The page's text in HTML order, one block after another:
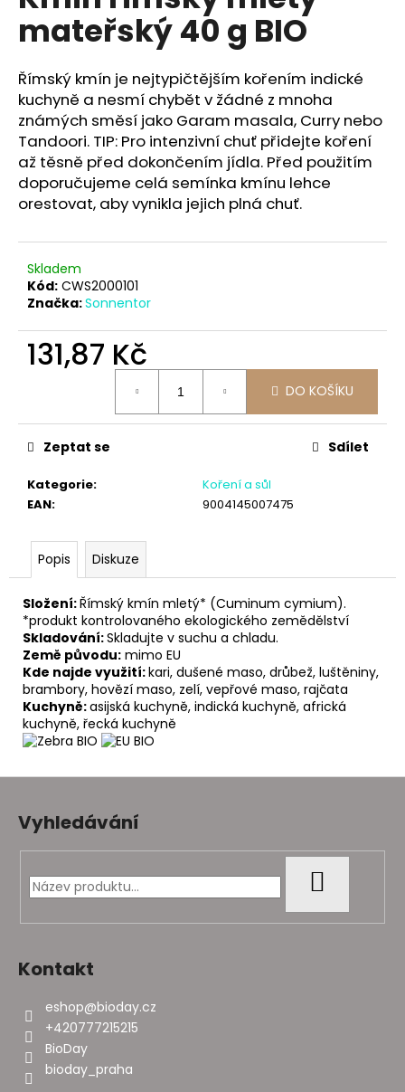
hvězdiček.
mateřský 40 g BIO
Římský kmín je nejtypičtějším kořením indické
kuchyně a nesmí chybět v žádné z mnoha
známých směsí jako Garam masala, Curry nebo
Tandoori. TIP: Pro intenzivní chuť přidejte koření
až těsně před dokončením jídla. Před použitím
doporučujeme celá semínka kmínu lehce
orestovat, aby vynikla jejich plná chuť.
Skladem
Kód: CWS2000101
Značka:Sonnentor
131,87 Kč
DO KOŠÍKU
Kategorie:
Koření a sůl
EAN: 9004145007475
Zeptat se Sdílet
Popis Diskuze
Složení:Římský kmín mletý* (Cuminum cymium).
*produkt kontrolovaného ekologického zemědělství
Skladování:Skladujte v suchu a chladu.
Země původu: mimo EU
Kde najde využití:kari, dušené maso, drůbež, luštěniny,
brambory, hovězí maso, zelí, vepřové maso, rajčata
Kuchyně:asijská kuchyně, indická kuchyně, africká
kuchyně, řecká kuchyně
a
j
í
t
?
HLEDAT
D
o
p
o
u
m
e
Vyhledávání
Kontakt
eshop@bioday.cz
+420777215215
BioDay
bioday_praha